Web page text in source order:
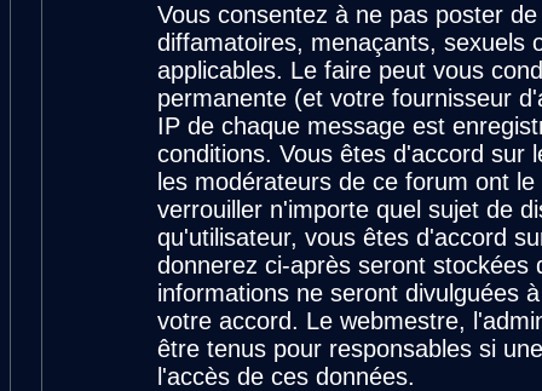
Vous consentez à ne pas poster
diffamatoires, menaçants, sexuels
applicables. Le faire peut vous
permanente (et votre fournisseur
IP de chaque message est
conditions. Vous êtes d'accord sur
les modérateurs de ce forum ont
verrouiller n'importe quel sujet de
qu'utilisateur, vous êtes d'accord
donnerez ci-après seront stockées
informations ne seront divulguées
votre accord. Le webmestre,
être tenus pour responsables si
l'accès de ces données.